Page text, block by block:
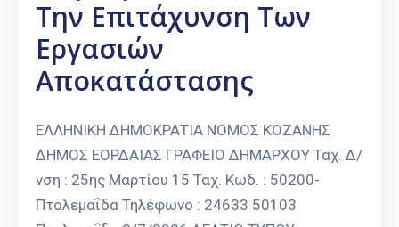
Την Επιτάχυνση Των
Εργασιών
Αποκατάστασης
ΕΛΛΗΝΙΚΗ ΔΗΜΟΚΡΑΤΙΑ ΝΟΜΟΣ ΚΟΖΑΝΗΣ
ΔΗΜΟΣ ΕΟΡΔΑΙΑΣ ΓΡΑΦΕΙΟ ΔΗΜΑΡΧΟΥ Ταχ. Δ/
νση : 25ης Μαρτίου 15 Ταχ. Κωδ. : 50200-
Πτολεμαΐδα Τηλέφωνο : 24633 50103